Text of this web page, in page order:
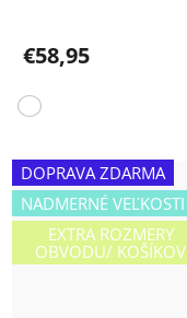
€58,95
DOPRAVA ZDARMA
NADMERNÉ VEĽKOSTI
EXTRA ROZMERY
OBVODU/ KOŠÍKOV